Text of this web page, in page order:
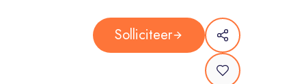
overrompelend kan zijn. En iedereen
die ooit kind is geweest, weet: het
opgroeien zelf is ook niet altijd even
Solliciteer